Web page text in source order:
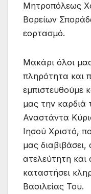
Μητροπόλεως
Βορείων
εορτασμό.
Μακάρι όλοι
πληρότητα και
εμπιστευθούμε
μας την καρδιά
Αναστάντα
Ιησού Χριστό,
μας
ατελεύτητη
καταστήσει
Βασιλείας Του.